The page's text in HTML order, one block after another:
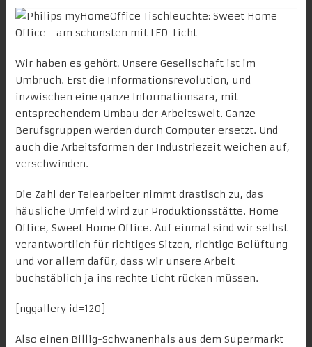
Wir haben es gehört: Unsere Gesellschaft ist im
Umbruch. Erst die Informationsrevolution, und
inzwischen eine ganze Informationsära, mit
entsprechendem Umbau der Arbeitswelt. Ganze
Berufsgruppen werden durch Computer ersetzt. Und
auch die Arbeitsformen der Industriezeit weichen auf,
verschwinden.
Die Zahl der Telearbeiter nimmt drastisch zu, das
häusliche Umfeld wird zur Produktionsstätte. Home
Office, Sweet Home Office. Auf einmal sind wir selbst
verantwortlich für richtiges Sitzen, richtige Belüftung
und vor allem dafür, dass wir unsere Arbeit
buchstäblich ja ins rechte Licht rücken müssen.
[nggallery id=120]
Also einen Billig-Schwanenhals aus dem Supermarkt